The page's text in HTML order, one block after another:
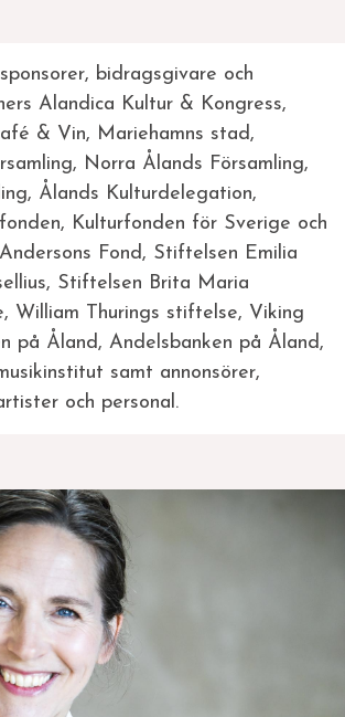
bidragsgivare och
Alandica Kultur & Kongress,
& Vin, Mariehamns stad,
Norra Ålands Församling,
Ålands Kulturdelegation,
Kulturfonden för Sverige och
Fond, Stiftelsen Emilia
Stiftelsen Brita Maria
William Thurings stiftelse, Viking
på Åland, Andelsbanken på Åland,
samt annonsörer,
och personal.